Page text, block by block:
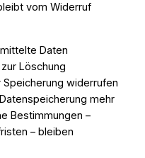
vom Widerruf
Daten
Löschung
Speicherung widerrufen
mehr
Bestimmungen –
– bleiben